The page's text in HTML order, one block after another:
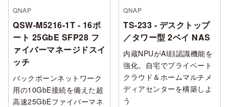
QNAP
QSW-M5216-1T - 16ポ
ート 25GbE SFP28 フ
ァイバーマネージドスイ
ッチ
バックボーンネットワーク
用の10GbE接続を備えた超
高速25GbEファイバーマネ
QNAP
TS-233 - デスクトップ
／タワー型 2ベイ NAS
内蔵NPUがAI顔認識機能を
強化。自宅でプライベート
クラウド＆ホームマルチメ
ディアセンターを構築しよ
う